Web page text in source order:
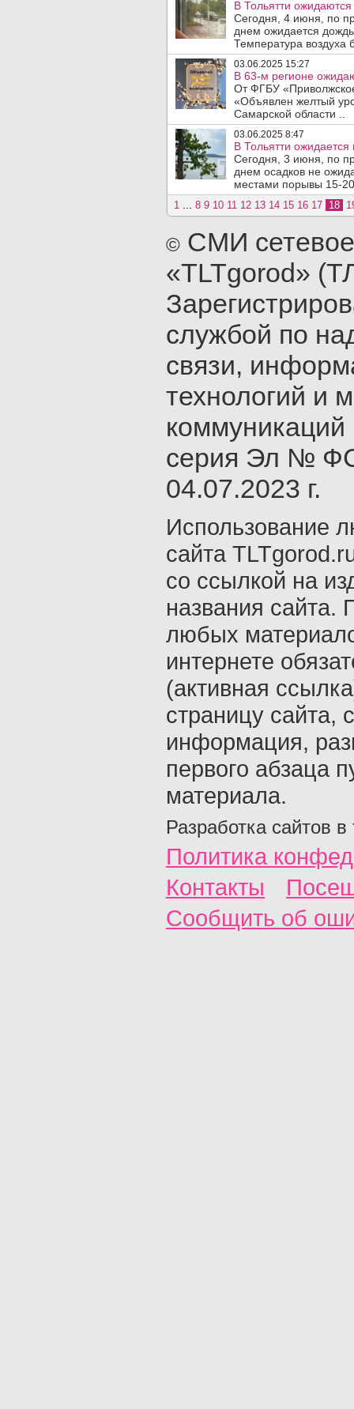
В Тольятти
Сегодня, 4 июня, по
днем ожидается
Температура воздуха
03.06.2025 15:27
В 63-м регионе
От ФГБУ
«Объявлен желтый
Самарской области ..
03.06.2025 8:47
В Тольятти
Сегодня, 3 июня, по
днем осадков не
местами порывы 15-
1 8 9 10 11 12 13 14 15 16 17 18
© СМИ
«TLTgorod»
службой по
связи,
технологий и
серия Эл №
04.07.2023 г.
Использование
сайта
со ссылкой на
названия сайта.
любых
интернете
(активная
страницу сайта,
информация,
первого абзаца
материала.
Разработка сайтов в
Политика
Контакты
Сообщить об